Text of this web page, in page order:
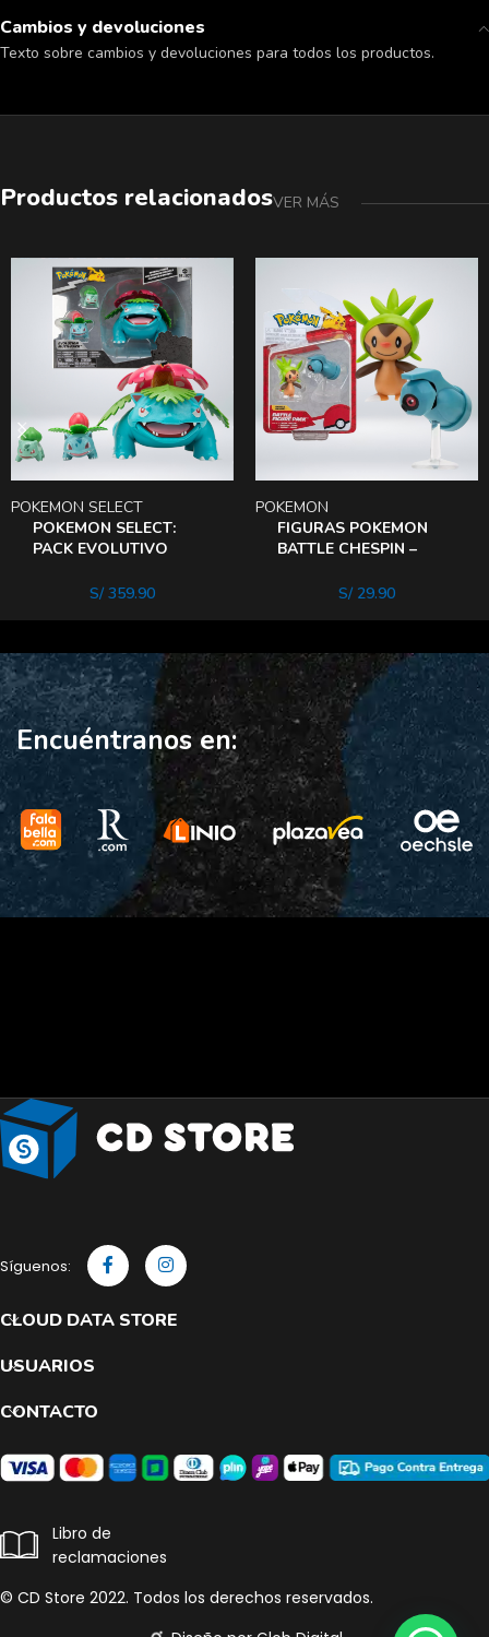
Cambios y devoluciones
Texto sobre cambios y devoluciones para todos los productos.
Productos relacionadosVER MÁS
POKEMON SELECT:
PACK EVOLUTIVO
POKEMON SELECT
S/359.90
FIGURAS POKEMON
BATTLE CHESPIN –
POKEMON
S/29.90
Encuéntranos en:
Síguenos:
CLOUD DATA STORE
USUARIOS
CONTACTO
Libro de
reclamaciones
© CD Store 2022. Todos los derechos reservados.